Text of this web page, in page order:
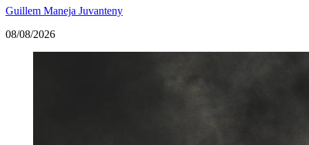
Guillem Maneja Juvanteny
08/08/2026